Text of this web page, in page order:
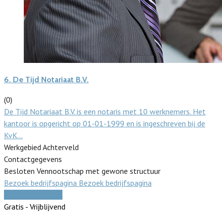
6. De Tijd Notariaat B.V.
(0)
De Tijd Notariaat B.V. is een notaris met 10 werknemers. Het
kantoor is opgericht op 01-01-1999 en is ingeschreven bij de
KvK…
Werkgebied Achterveld
Contactgegevens
Besloten Vennootschap met gewone structuur
Bezoek bedrijfspagina Bezoek bedrijfspagina
Gratis - Vrijblijvend